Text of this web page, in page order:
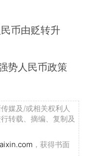
币由贬转升
势人民币政策
媒及/或相关权利人
转载、摘编、复制及
，获得书面